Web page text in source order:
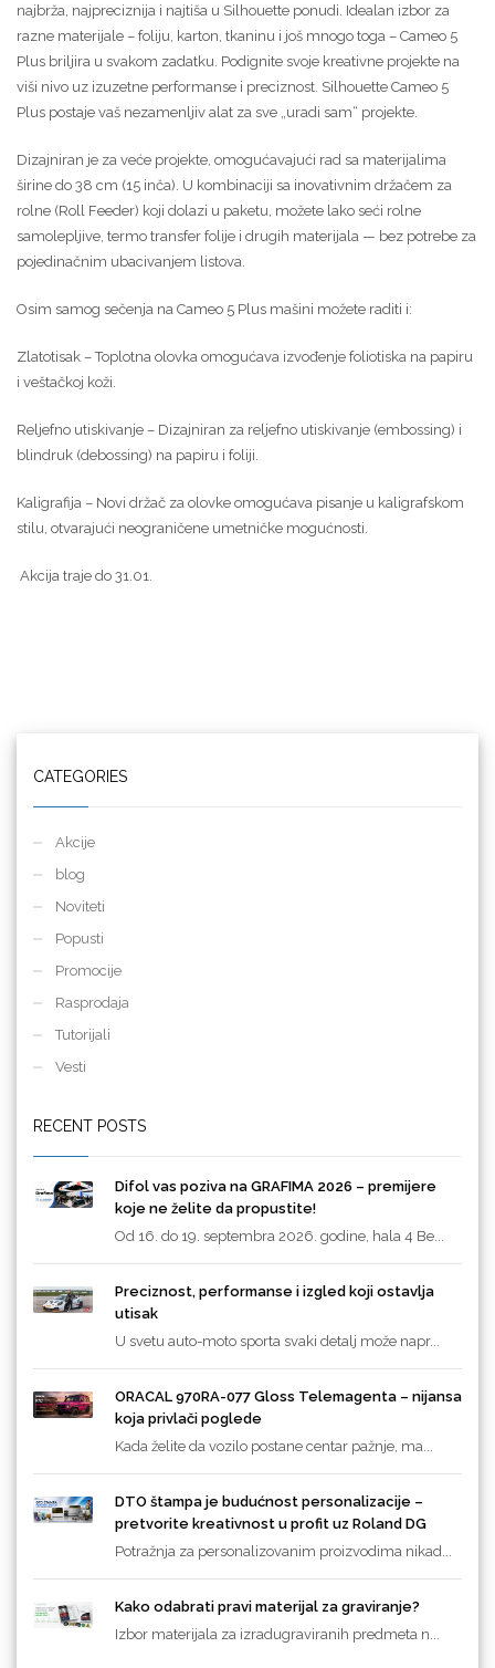
najbrža, najpreciznija i najtiša u Silhouette ponudi. Idealan izbor za
razne materijale – foliju, karton, tkaninu i još mnogo toga – Cameo 5
Plus briljira u svakom zadatku. Podignite svoje kreativne projekte na
viši nivo uz izuzetne performanse i preciznost. Silhouette Cameo 5
Plus postaje vaš nezamenljiv alat za sve „uradi sam“ projekte.
Dizajniran je za veće projekte, omogućavajući rad sa materijalima
širine do 38 cm (15 inča). U kombinaciji sa inovativnim držačem za
rolne (Roll Feeder) koji dolazi u paketu, možete lako seći rolne
samolepljive, termo transfer folije i drugih materijala — bez potrebe za
pojedinačnim ubacivanjem listova.
Osim samog sečenja na Cameo 5 Plus mašini možete raditi i:
Zlatotisak – Toplotna olovka omogućava izvođenje foliotiska na papiru
i veštačkoj koži.
Reljefno utiskivanje – Dizajniran za reljefno utiskivanje (embossing) i
blindruk (debossing) na papiru i foliji.
Kaligrafija – Novi držač za olovke omogućava pisanje u kaligrafskom
stilu, otvarajući neograničene umetničke mogućnosti.
Akcija traje do 31.01.
CATEGORIES
Akcije
blog
Noviteti
Popusti
Promocije
Rasprodaja
Tutorijali
Vesti
RECENT POSTS
Difol vas poziva na GRAFIMA 2026 – premijere
koje ne želite da propustite!
Od 16. do 19. septembra 2026. godine, hala 4 Be...
Preciznost, performanse i izgled koji ostavlja
utisak
U svetu auto-moto sporta svaki detalj može napr...
ORACAL 970RA-077 Gloss Telemagenta – nijansa
koja privlači poglede
Kada želite da vozilo postane centar pažnje, ma...
DTO štampa je budućnost personalizacije –
pretvorite kreativnost u profit uz Roland DG
Potražnja za personalizovanim proizvodima nikad...
Kako odabrati pravi materijal za graviranje?
Izbor materijala za izradugraviranih predmeta n...